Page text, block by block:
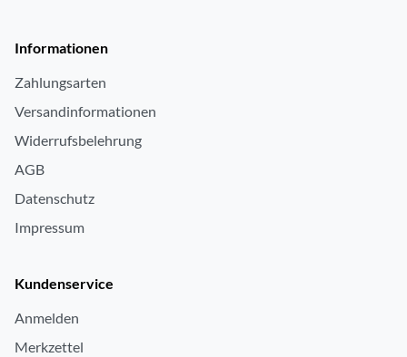
Informationen
Zahlungsarten
Versandinformationen
Widerrufsbelehrung
AGB
Datenschutz
Impressum
Kundenservice
Anmelden
Merkzettel